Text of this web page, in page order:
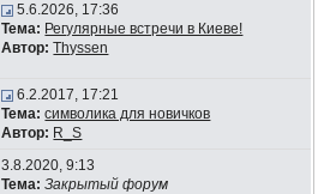
5.6.2026, 17:36
Тема: Регулярные встречи в Киеве!
Автор: Thyssen
6.2.2017, 17:21
Тема: символика для новичков
Автор: R_S
3.8.2020, 9:13
Тема: Закрытый форум